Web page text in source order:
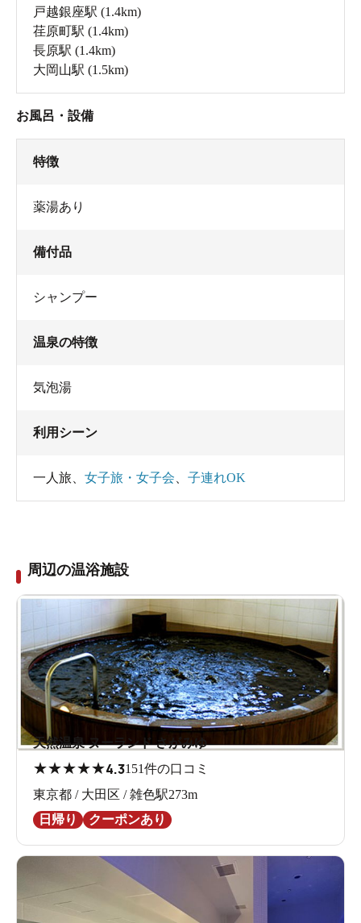
戸越銀座駅 (1.4km)
荏原町駅 (1.4km)
長原駅 (1.4km)
大岡山駅 (1.5km)
お風呂・設備
特徴
薬湯あり
備付品
シャンプー
温泉の特徴
気泡湯
利用シーン
一人旅 女子旅・女子会 子連れOK
周辺の温浴施設
天然温泉 ヌーランド さがみゆ
★★★★★4.3151件の口コミ
東京都 / 大田区 / 雑色駅273m
日帰り
クーポンあり